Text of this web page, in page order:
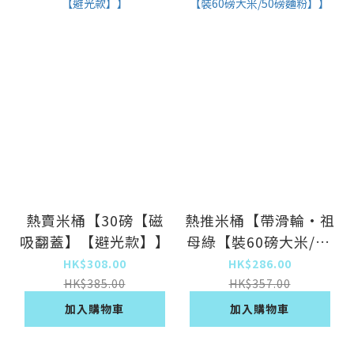
熱賣米桶【30磅【磁
吸翻蓋】【避光款】】
HK$308.00
HK$385.00
加入購物車
熱推米桶【帶滑輪·祖
母綠【裝60磅大米/50
磅麵粉】】
HK$286.00
HK$357.00
加入購物車